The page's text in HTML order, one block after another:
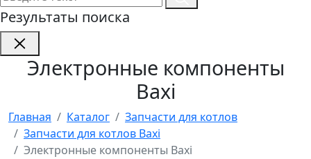
Результаты поиска
Электронные компоненты
Baxi
Главная Каталог
Запчасти для котлов
Запчасти для котлов Baxi
Электронные компоненты Baxi